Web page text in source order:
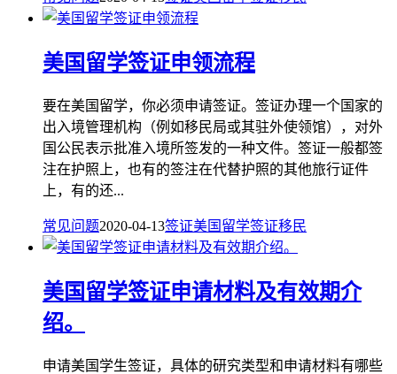
美国留学签证申领流程
要在美国留学，你必须申请签证。签证办理一个国家的
出入境管理机构（例如移民局或其驻外使领馆），对外
国公民表示批准入境所签发的一种文件。签证一般都签
注在护照上，也有的签注在代替护照的其他旅行证件
上，有的还...
常见问题2020-04-13签证美国留学签证移民
美国留学签证申请材料及有效期介
绍。
申请美国学生签证，具体的研究类型和申请材料有哪些